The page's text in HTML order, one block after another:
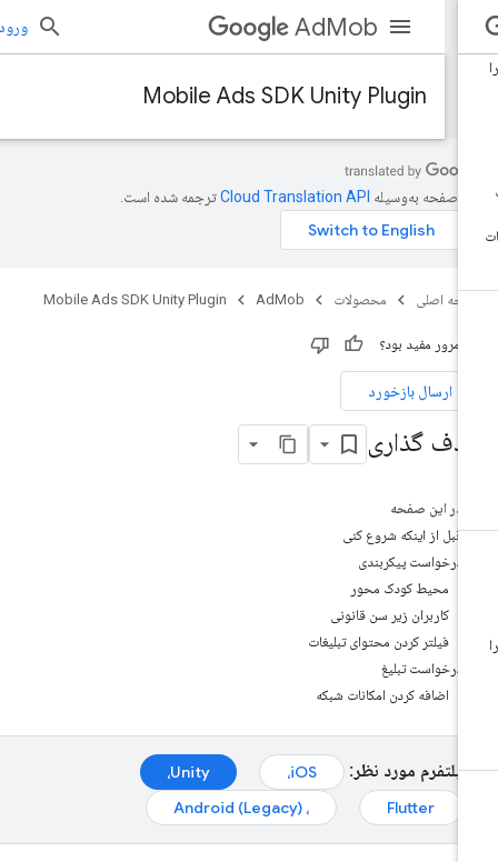
AdMob ورود به
Mobile Ads SDK Unity Plugin
صفحه به‌وسیله ترجمه شده است.
اصلی محصولات AdMob
Mobile Ads SDK Unity Plugin
مرور مفید بود؟
ارسال بازخورد
گذاری
در این صفحه
قبل از اینکه شروع کنی
درخواست پیکربندی
محیط کودک محور
کاربران زیر سن قانونی
فیلتر کردن محتوای تبلیغات
درخواست تبلیغ
اضافه کردن امکانات شبکه
پلتفرم مورد نظر: iOS،
Unity،
Flutter
، Android (Legacy)